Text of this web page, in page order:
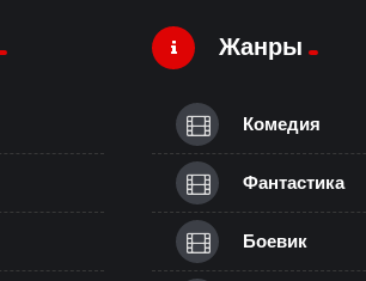
Жанры
Комедия
Фантастика
Боевик